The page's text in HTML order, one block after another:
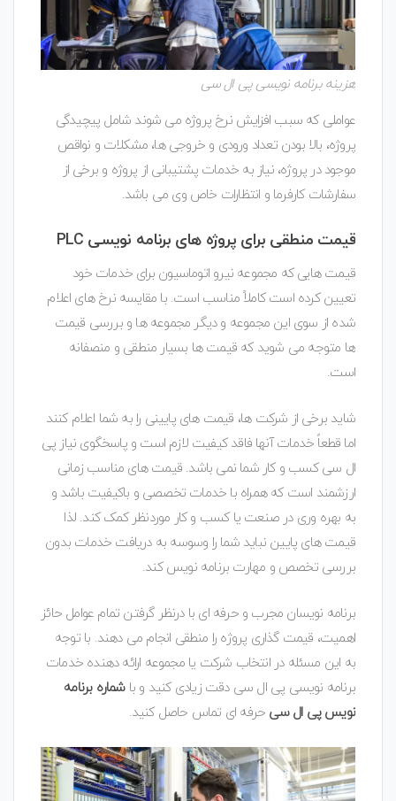
هزینه برنامه نویسی پی ال سی
عواملی که سبب افزایش نرخ پروژه می شوند شامل پیچیدگی
پروژه، بالا بودن تعداد ورودی و خروجی ها، مشکلات و نواقص
موجود در پروژه، نیاز به خدمات پشتیبانی از پروژه و برخی از
سفارشات کارفرما و انتظارات خاص وی می باشد.
قیمت منطقی برای پروژه های برنامه نویسی PLC
قیمت هایی که مجموعه نیرو اتوماسیون برای خدمات خود
تعیین کرده است کاملاً مناسب است. با مقایسه نرخ های اعلام
شده از سوی این مجموعه و دیگر مجموعه ها و بررسی قیمت
ها متوجه می شوید که قیمت ها بسیار منطقی و منصفانه
است.
شاید برخی از شرکت ها، قیمت های پایینی را به شما اعلام کنند
اما قطعاً خدمات آنها فاقد کیفیت لازم است و پاسخگوی نیاز پی
ال سی کسب و کار شما نمی باشد. قیمت های مناسب زمانی
ارزشمند است که همراه با خدمات تخصصی و باکیفیت باشد و
به بهره وری در صنعت یا کسب و کار موردنظر کمک کند. لذا
قیمت های پایین نباید شما را وسوسه به دریافت خدمات بدون
بررسی تخصص و مهارت برنامه نویس کند.
برنامه نویسان مجرب و حرفه ای با درنظر گرفتن تمام عوامل حائز
اهمیت، قیمت گذاری پروژه را منطقی انجام می دهند. با توجه
به این مسئله در انتخاب شرکت یا مجموعه ارائه دهنده خدمات
برنامه نویسی پی ال سی دقت زیادی کنید و با شماره برنامه
نویس پی ال سی حرفه ای تماس حاصل کنید.